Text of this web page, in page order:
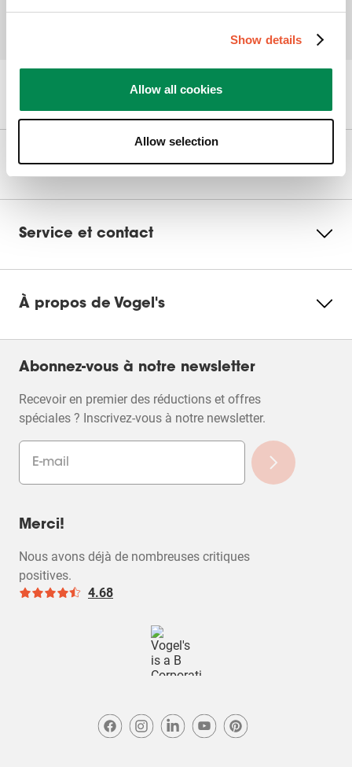
Show details
Allow all cookies
Allow selection
Pouvons-nous vous aider ?
Nos produits
Service et contact
À propos de Vogel's
Abonnez-vous à notre newsletter
Recevoir en premier des réductions et offres
spéciales ? Inscrivez-vous à notre newsletter.
Merci!
Nous avons déjà de nombreuses critiques
positives.
4.68